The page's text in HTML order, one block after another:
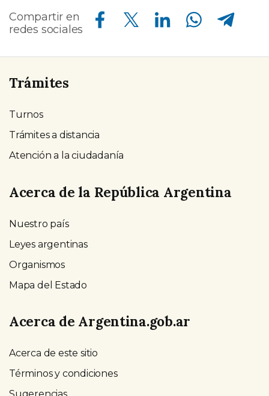
Compartir en
redes sociales
Compartir en Facebook Compartir en Twitter Compartir en Linkedin Compartir en Whatsapp Compartir en Telegram
Trámites
Turnos
Trámites a distancia
Atención a la ciudadanía
Acerca de la República Argentina
Nuestro país
Leyes argentinas
Organismos
Mapa del Estado
Acerca de Argentina.gob.ar
Acerca de este sitio
Términos y condiciones